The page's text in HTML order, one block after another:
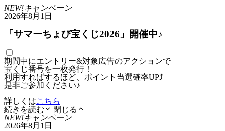
NEW!キャンペーン
2026年8月1日
「サマーちょび宝くじ2026」開催中♪
期間中にエントリー&対象広告のアクションで
宝くじ番号を一枚発行！
利用すればするほど、ポイント当選確率UP⤴
是非ご参加ください♪
詳しくはこちら
続きを読む
閉じる
NEW!キャンペーン
2026年8月1日